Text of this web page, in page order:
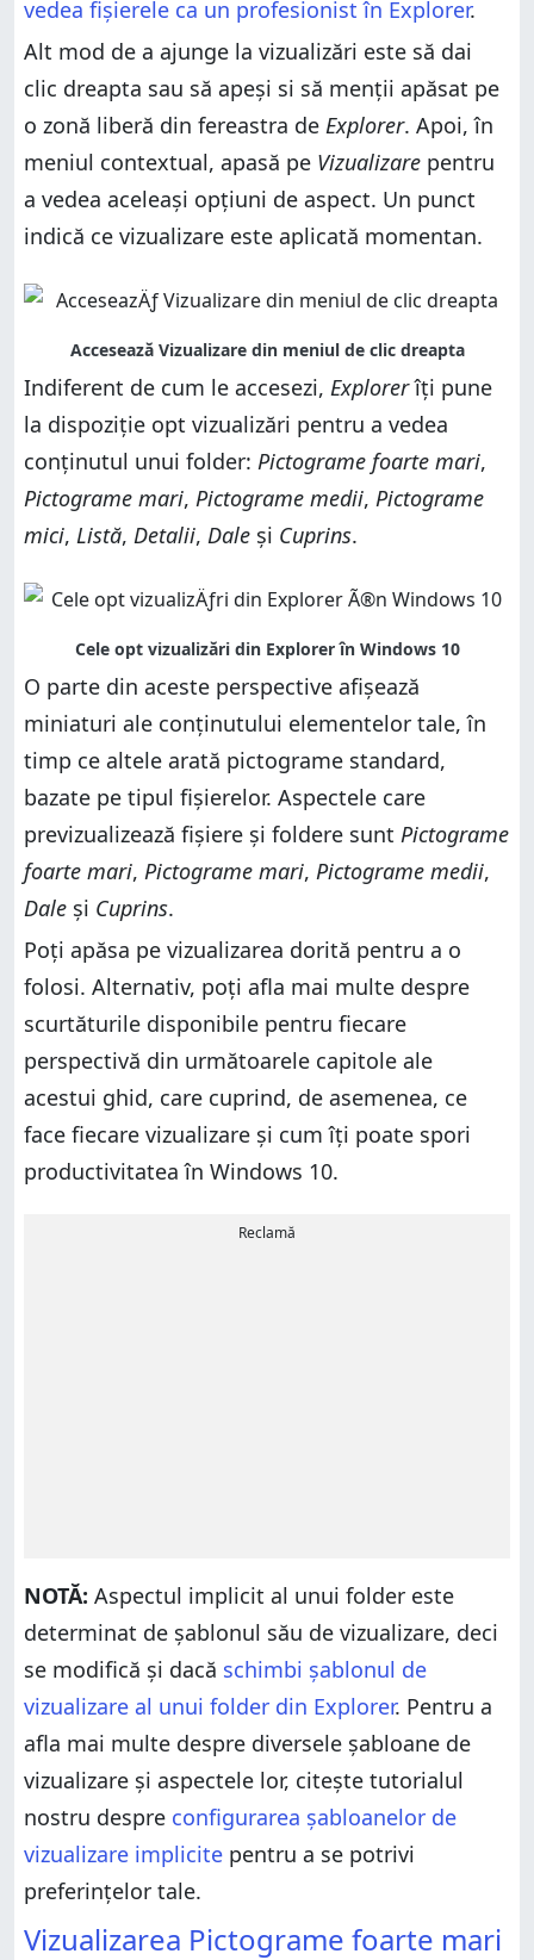
vedea fișierele ca un profesionist în Explorer.
Alt mod de a ajunge la vizualizări este să dai
clic dreapta sau să apeși si să menții apăsat pe
o zonă liberă din fereastra de Explorer. Apoi, în
meniul contextual, apasă pe Vizualizare pentru
a vedea aceleași opțiuni de aspect. Un punct
indică ce vizualizare este aplicată momentan.
Indiferent de cum le accesezi, Explorerîți pune
la dispoziție opt vizualizări pentru a vedea
conținutul unui folder: Pictograme foarte mari,
Pictograme mari, Pictograme medii, Pictograme
mici, Listă, Detalii, Dale și Cuprins.
O parte din aceste perspective afișează
miniaturi ale conținutului elementelor tale, în
timp ce altele arată pictograme standard,
bazate pe tipul fișierelor. Aspectele care
previzualizează fișiere și foldere sunt Pictograme
foarte mari, Pictograme mari, Pictograme medii,
Dale și Cuprins.
Poți apăsa pe vizualizarea dorită pentru a o
folosi. Alternativ, poți afla mai multe despre
scurtăturile disponibile pentru fiecare
perspectivă din următoarele capitole ale
acestui ghid, care cuprind, de asemenea, ce
face fiecare vizualizare și cum îți poate spori
productivitatea în Windows 10.
Reclamă
NOTĂ: Aspectul implicit al unui folder este
determinat de șablonul său de vizualizare, deci
se modifică și dacă schimbi șablonul de
vizualizare al unui folder din Explorer. Pentru a
afla mai multe despre diversele șabloane de
vizualizare și aspectele lor, citește tutorialul
nostru despre configurarea șabloanelor de
vizualizare implicite pentru a se potrivi
preferințelor tale.
Vizualizarea Pictograme foarte mari